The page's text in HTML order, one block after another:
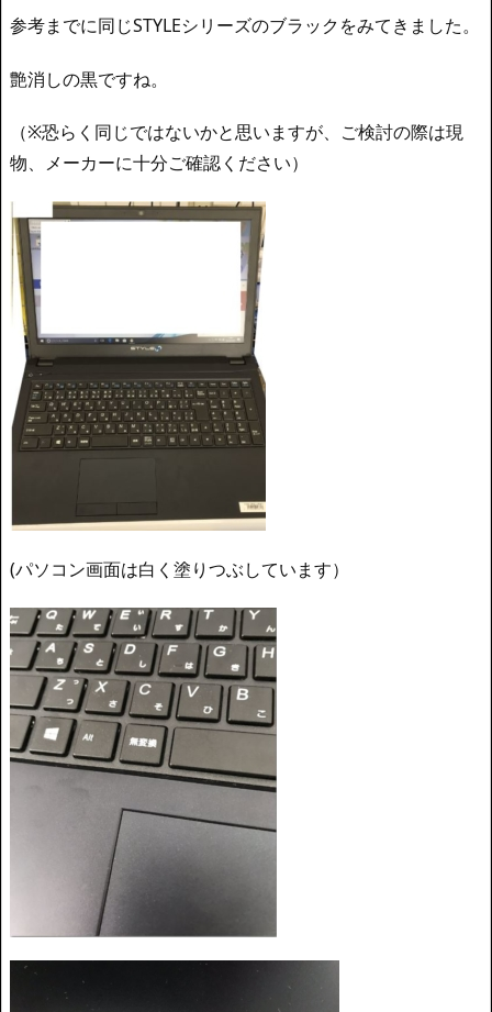
参考までに同じSTYLEシリーズのブラックをみてきました。
艶消しの黒ですね。
（※恐らく同じではないかと思いますが、ご検討の際は現
物、メーカーに十分ご確認ください）
(パソコン画面は白く塗りつぶしています）